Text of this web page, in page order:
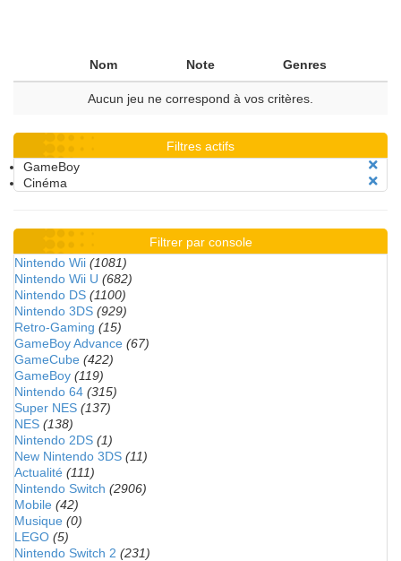
Nom Note Genres
Aucun jeu ne correspond à vos critères.
Filtres actifs
GameBoy
Cinéma
Filtrer par console
Nintendo Wii (1081)
Nintendo Wii U (682)
Nintendo DS (1100)
Nintendo 3DS (929)
Retro-Gaming (15)
GameBoy Advance (67)
GameCube (422)
GameBoy (119)
Nintendo 64 (315)
Super NES (137)
NES (138)
Nintendo 2DS (1)
New Nintendo 3DS (11)
Actualité (111)
Nintendo Switch (2906)
Mobile (42)
Musique (0)
LEGO (5)
Nintendo Switch 2 (231)